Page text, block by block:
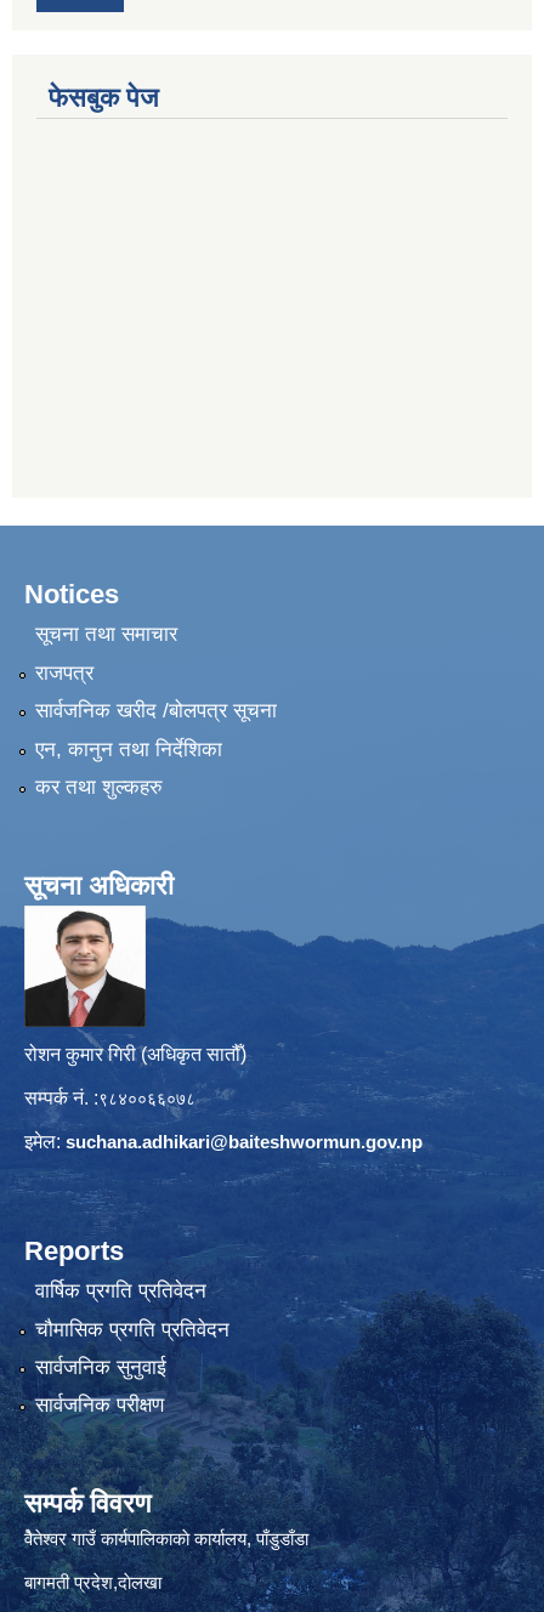
फेसबुक पेज
Notices
सूचना तथा समाचार
राजपत्र
सार्वजनिक खरीद /बोलपत्र सूचना
एन, कानुन तथा निर्देशिका
कर तथा शुल्कहरु
सूचना अधिकारी
रोशन कुमार गिरी (अधिकृत सातौँ)
सम्पर्क नं. :९८४००६६०७८
इमेल: suchana.adhikari@baiteshwormun.gov.np
Reports
वार्षिक प्रगति प्रतिवेदन
चौमासिक प्रगति प्रतिवेदन
सार्वजनिक सुनुवाई
सार्वजनिक परीक्षण
सम्पर्क विवरण
वैेतेश्वर गाउँ कार्यपालिकाकाे कार्यालय, पाँडुडाँडा
बागमती‌ प्रदेश,दाेलखा